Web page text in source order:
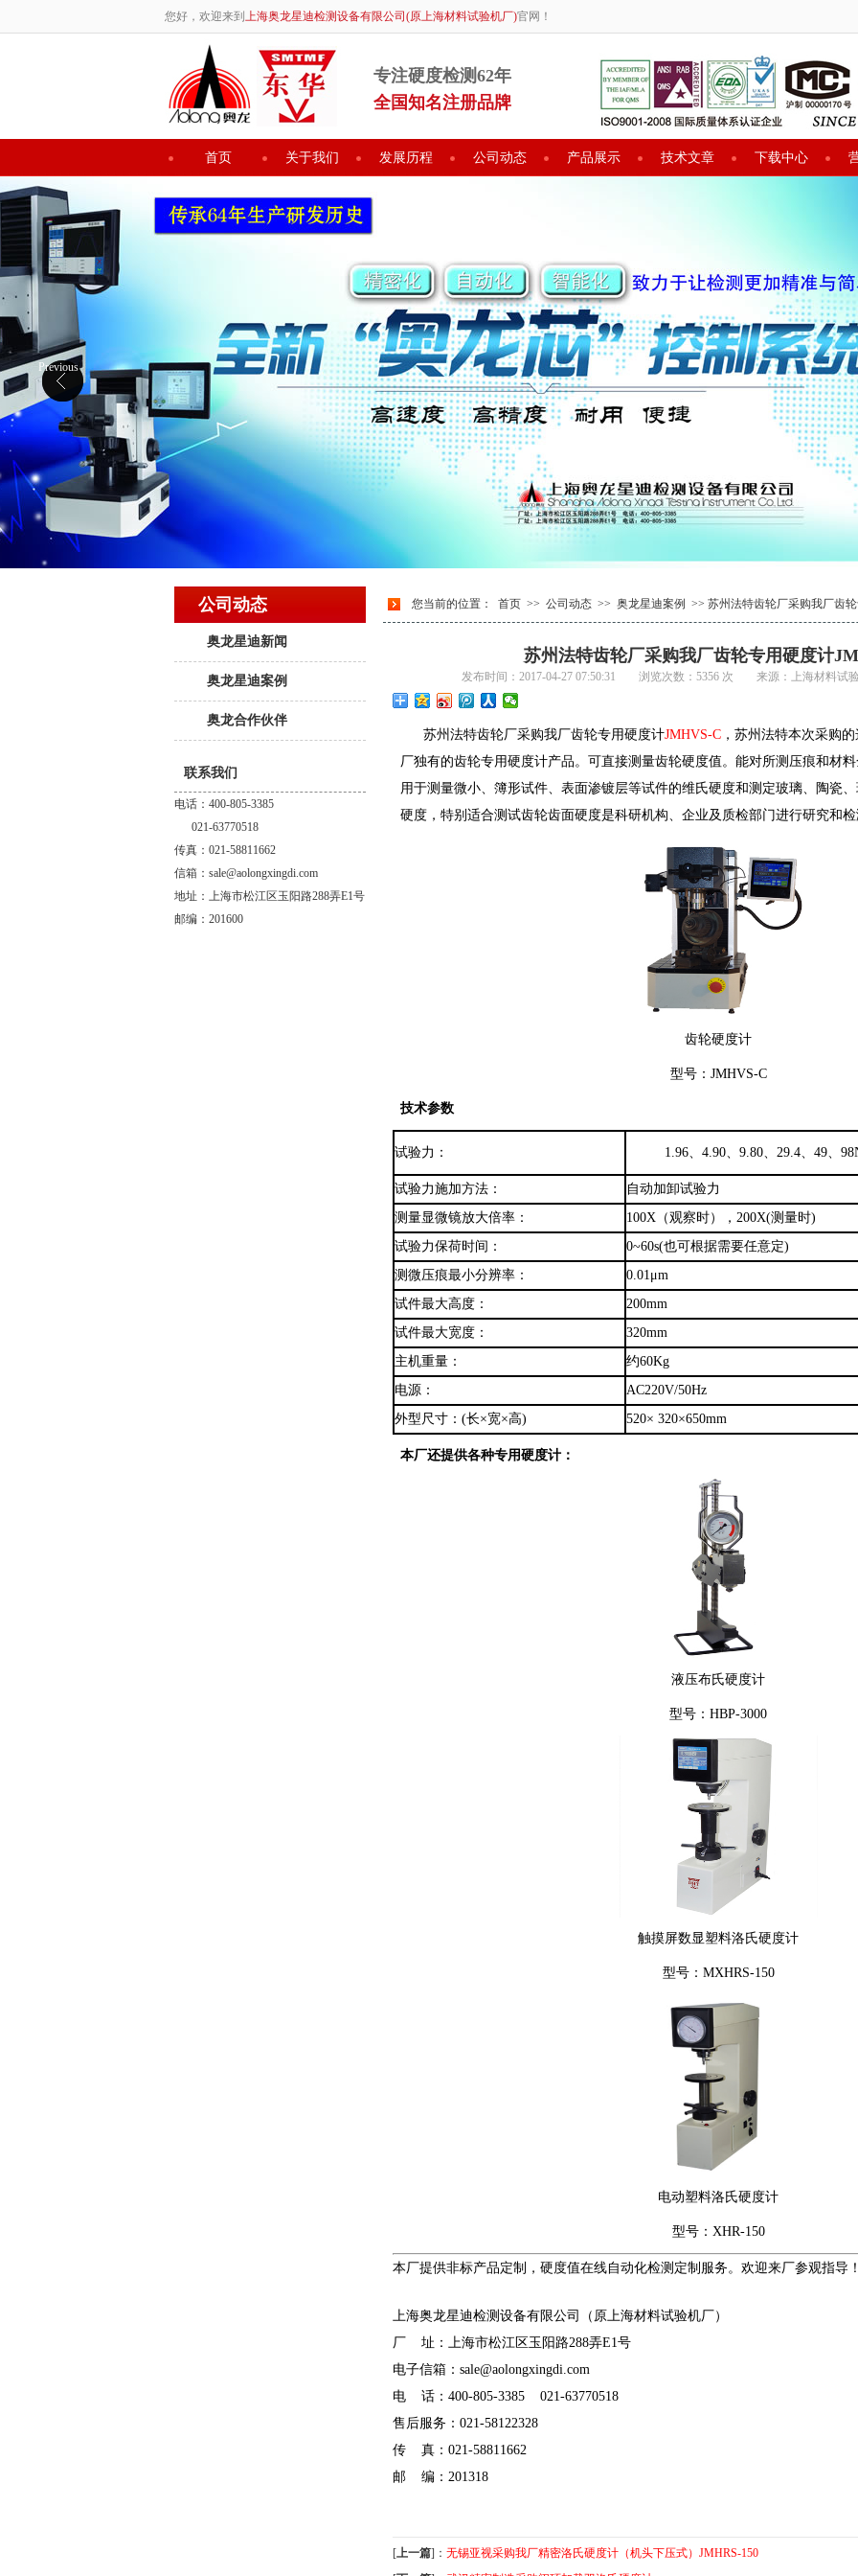
您好，欢迎来到 上海奥龙星迪检测设备有限公司(原上海材料试验机厂)官网！
专注硬度检测62年
全国知名注册品牌
首页 关于我们 发展历程 公司动态 产品展示 技术文章 下载中心
Previous
公司动态
奥龙星迪新闻
奥龙星迪案例
奥龙合作伙伴
联系我们
电话：400-805-3385
021-63770518
传真：021-58811662
信箱：sale@aolongxingdi.com
地址：上海市松江区玉阳路288弄E1号
邮编：201600
您当前的位置： 首页 >> 公司动态 >> 奥龙星迪案例 >> 苏州法特齿轮厂采购我厂齿
苏州法特齿轮厂采购我厂齿轮专用硬度计
发布时间：2017-04-27 07:50:31 浏览次数：5356 次 来源：上海材料试
苏州法特齿轮厂采购我厂齿轮专用硬度计JMHVS-C ， 苏州法特本次采购的
厂独有的齿轮专用硬度计产品。可直接测量齿轮硬度值。 能对所测压痕和材
用于测量微小、簿形试件、表面渗镀层等试件的维氏硬度和测定玻璃、陶瓷
硬度，特别适合测试齿轮齿面硬度是科研机构、企业及质检部门进行研究和
齿轮硬度计
型号： JMHVS-C
技术参数
试验力： 1.96、4.90、9.80、29.4、 49、
试验力施加方法：
自动加卸试验力
测量显微镜放大倍率：
100X（观察时）， 200X(测量时)
试验力保荷时间：
0~60s(也可根据需要任意定)
测微压痕最小分辨率：
0.01μm
试件最大高度：
200mm
试件最大宽度：
320mm
主机重量：
约60Kg
电源：
AC220V/50Hz
外型尺寸：(长×宽×高)
520× 320×650mm
本厂还提供各种专用硬度计：
液压布氏硬度计
型号： HBP-3000
触摸屏数显塑料洛氏硬度计
型号： MXHRS-150
电动塑料洛氏硬度计
型号： XHR-150
本厂提供非标产品定制，硬度值在线自动化检测定制服务。欢迎来厂参观指导
上海奥龙星迪检测设备有限公司（原上海材料试验机厂）
厂 址：上海市松江区玉阳路288弄E1号
电子信箱：sale@aolongxingdi.com
电 话：400-805-3385 021-63770518
售后服务：021-58122328
传 真：021-58811662
邮 编：201318
[上一篇]： 无锡亚视采购我厂精密洛氏硬度计（机头下压式）JMHRS-150